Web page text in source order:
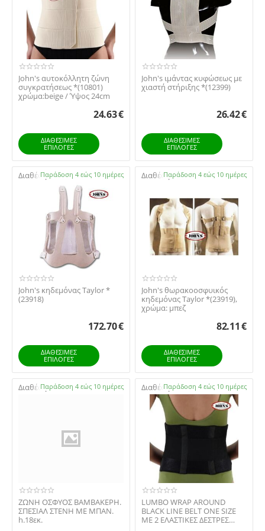
​John's αυτοκόλλητη ζώνη
συγκρατήσεως *(10801)
χρώμα:beige / Ύψος 24cm
24.63€
ΔΙΑΘΕΣΙΜΕΣ
ΕΠΙΛΟΓΈΣ
John's ιμάντας κυφώσεως με
χιαστή στήριξης *(12399)
26.42€
ΔΙΑΘΕΣΙΜΕΣ
ΕΠΙΛΟΓΈΣ
Διαθέσιμο:Παράδοση 4 εώς 10 ημέρες
John's κηδεμόνας Τaylor *
(23918)
172.70€
ΔΙΑΘΕΣΙΜΕΣ
ΕΠΙΛΟΓΈΣ
Διαθέσιμο:Παράδοση 4 εώς 10 ημέρες
John's θωρακοοσφυικός
κηδεμόνας Taylor *(23919),
χρώμα: μπεζ
82.11€
ΔΙΑΘΕΣΙΜΕΣ
ΕΠΙΛΟΓΈΣ
Διαθέσιμο:Παράδοση 4 εώς 10 ημέρες
ΖΩΝΗ ΟΣΦΥΟΣ ΒΑΜΒΑΚΕΡΗ.
ΣΠΕΣΙΑΛ ΣΤΕΝΗ ΜΕ ΜΠΑN.
h.18εκ.
Διαθέσιμο:Παράδοση 4 εώς 10 ημέρες
LUMBO WRAP AROUND
BLACK LINE BELT ONE SIZE
ΜΕ 2 ΕΛΑΣΤΙΚΕΣ ΔΕΣΤΡΕΣ